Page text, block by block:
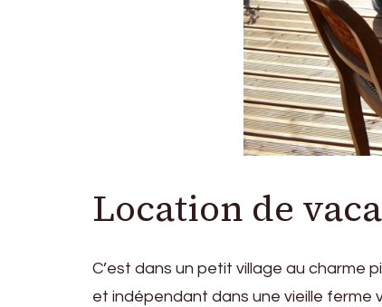
Location de
C’est dans un petit village au charme
et indépendant dans une vieille ferme